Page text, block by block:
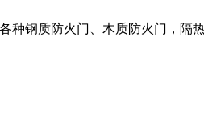
种钢质防火门、木质防火门，